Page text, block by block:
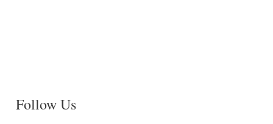
Follow Us